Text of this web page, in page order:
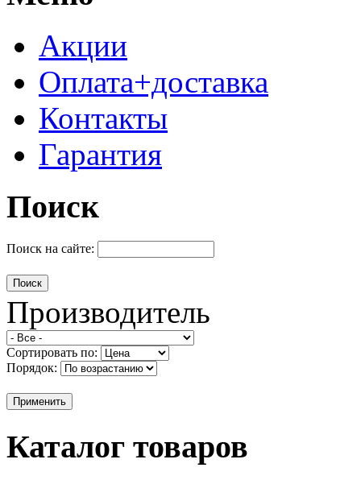
Акции
Оплата+доставка
Контакты
Гарантия
Поиск
Поиск на сайте:
Производитель
Сортировать по:
Порядок:
Каталог товаров